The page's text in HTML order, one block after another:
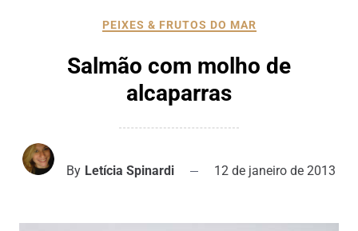
PEIXES & FRUTOS DO MAR
Salmão com molho de
alcaparras
By Letícia Spinardi 12 de janeiro de 2013